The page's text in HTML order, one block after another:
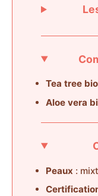
Tea tree bio
Aloe vera
Peaux :